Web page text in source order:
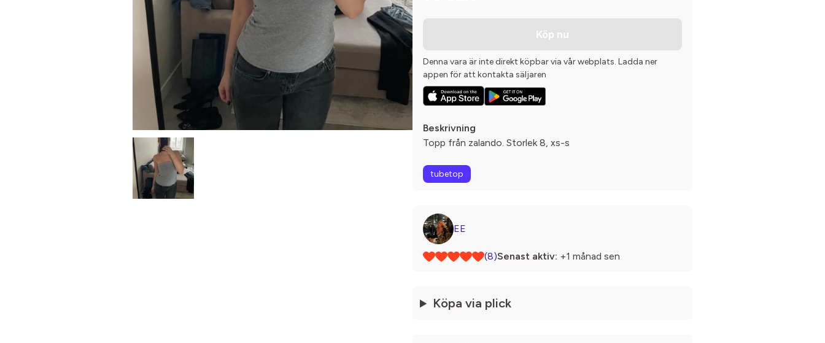
Köp nu
Denna vara är inte direkt köpbar via vår webplats. Ladda ner
appen för att kontakta säljaren
Beskrivning
Topp från zalando. Storlek 8, xs-s
tubetop
EE
(8)Senast aktiv: +1 månad sen
Köpa via plick